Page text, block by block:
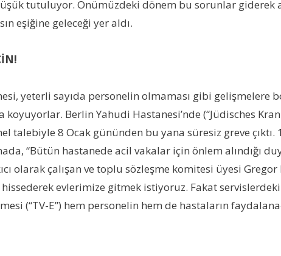
tutuluyor. Önümüzdeki dönem bu sorunlar giderek
eşiğine geleceği yer aldı.
yeterli sayıda personelin olmaması gibi
Berlin Yahudi Hastanesi’nde (“Jüdisches
talebiyle 8 Ocak gününden bu yana süresiz greve
“Bütün hastanede acil vakalar için önlem alındığı
olarak çalışan ve toplu sözleşme komitesi üyesi
hissederek evlerimize gitmek istiyoruz. Fakat
(“TV-E”) hem personelin hem de hastaların